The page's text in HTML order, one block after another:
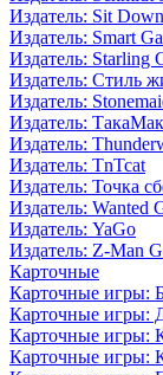
Издатель: Sit
Издатель: Smart
Издатель: Starling
Издатель: Стиль
Издатель:
Издатель:
Издатель:
Издатель: TnTcat
Издатель: Точка
Издатель: Wanted
Издатель: YaGo
Издатель: Z-Man
Карточные
Карточные игры:
Карточные игры:
Карточные игры:
Карточные игры: